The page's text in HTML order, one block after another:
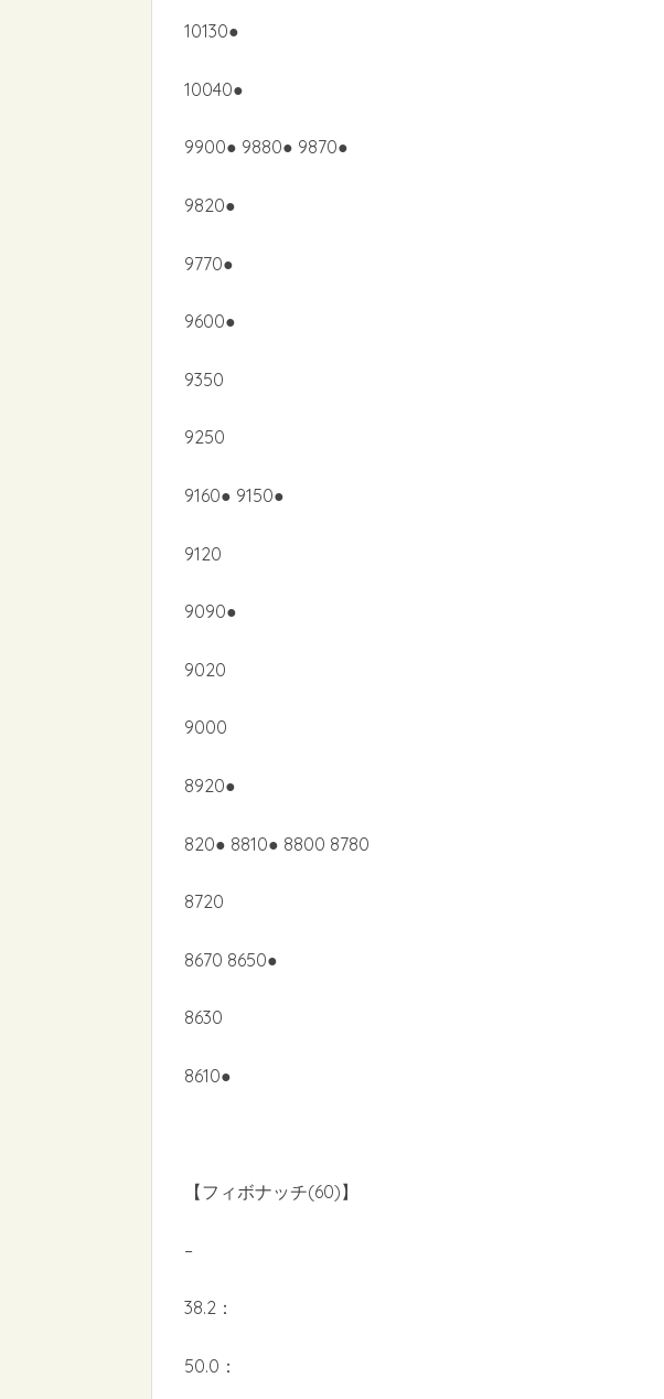
10130●
10040●
9900● 9880● 9870●
9820●
9770●
9600●
9350
9250
9160● 9150●
9120
9090●
9020
9000
8920●
820● 8810● 8800 8780
8720
8670 8650●
8630
8610●
【フィボナッチ(60)】
–
38.2：
50.0：